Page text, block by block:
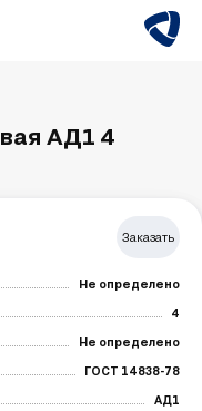
АД1 4
Заказать
Не определено
4
Не определено
ГОСТ 14838-78
АД1